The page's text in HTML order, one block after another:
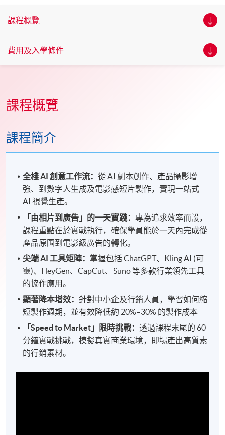
課程概覽
費用及入學條件
課程概覽
課程簡介
全棧AI創意工作流：從 AI 劇本創作、產品攝影增
強、到數字人生成及電影感短片製作，實現一站式
AI 視覺生產。
「由相片到廣告」的一天實踐：專為追求效率而設，
課程重點在於實戰執行，確保學員能於一天內完成從
產品原圖到電影級廣告的轉化。
尖端 AI 工具矩陣： 掌握包括 ChatGPT、Kling AI (可
靈)、HeyGen、CapCut、Suno 等多款行業領先工具
的協作應用。
顯著降本增效： 針對中小企及行銷人員，學習如何縮
短製作週期，並有效降低約 20%–30% 的製作成本
「Speed to Market 」限時挑戰： 透過課程末尾的 60
分鐘實戰挑戰，模擬真實商業環境，即場產出高質素
的行銷素材。